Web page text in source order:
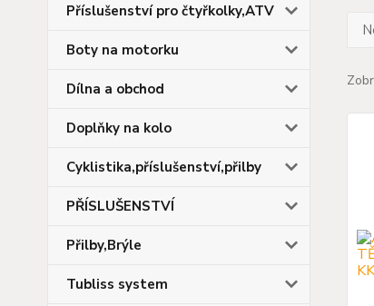
Příslušenství pro čtyřkolky,ATV
Boty na motorku
Dílna a obchod
Doplňky na kolo
Cyklistika,příslušenství,přilby
PŘÍSLUŠENSTVÍ
Přilby,Brýle
Tubliss system